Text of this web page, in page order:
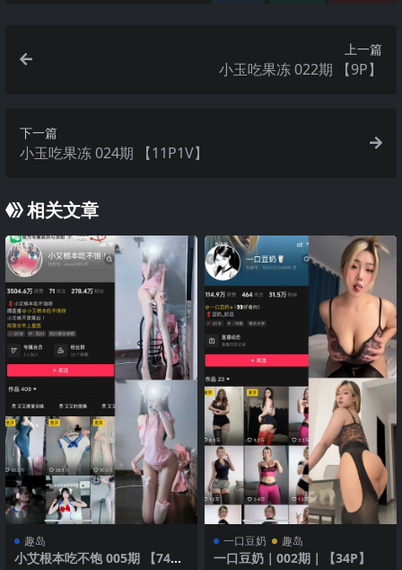
上一篇
小玉吃果冻 022期 【9P】
下一篇
小玉吃果冻 024期 【11P1V】
相关文章
趣岛
小艾根本吃不饱 005期 【74
一口豆奶 趣岛
一口豆奶｜002期｜【34P】